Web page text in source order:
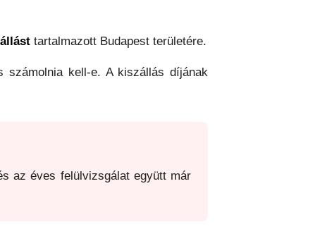
tartalmazott Budapest területére.
számolnia kell-e. A kiszállás díjának
az éves felülvizsgálat együtt már